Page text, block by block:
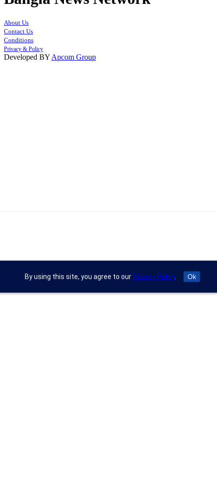
About Us
Contact Us
Conditions
Privacy & Policy
Developed BY Apcom Group
By using this site, you agree to our Privacy Policy. Ok